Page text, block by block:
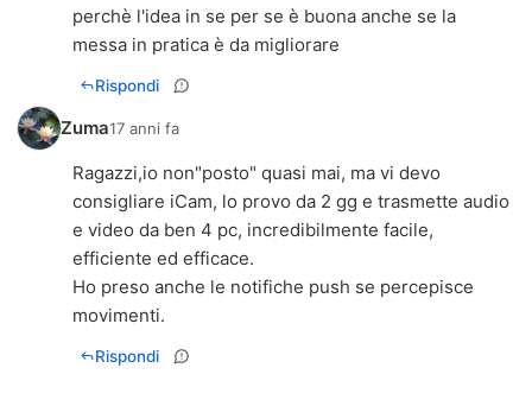
perchè l'idea in se per se è buona anche se la
messa in pratica è da migliorare
Rispondi
Zuma17 anni fa
Ragazzi,io non"posto" quasi mai, ma vi devo
consigliare iCam, lo provo da 2 gg e trasmette audio
e video da ben 4 pc, incredibilmente facile,
efficiente ed efficace.
Ho preso anche le notifiche push se percepisce
movimenti.
Rispondi